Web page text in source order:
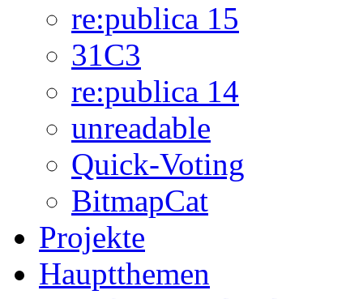
re:publica 15
31C3
re:publica 14
unreadable
Quick-Voting
BitmapCat
Projekte
Hauptthemen